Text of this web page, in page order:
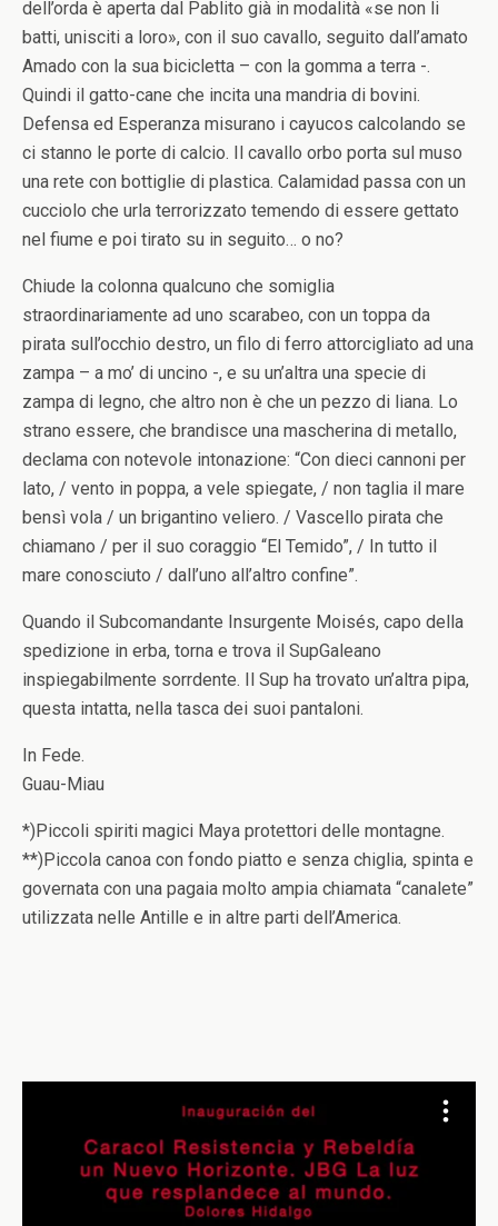
dell’orda è aperta dal Pablito già in modalità «se non li
batti, unisciti a loro», con il suo cavallo, seguito dall’amato
Amado con la sua bicicletta – con la gomma a terra -.
Quindi il gatto-cane che incita una mandria di bovini.
Defensa ed Esperanza misurano i cayucos calcolando se
ci stanno le porte di calcio. Il cavallo orbo porta sul muso
una rete con bottiglie di plastica. Calamidad passa con un
cucciolo che urla terrorizzato temendo di essere gettato
nel fiume e poi tirato su in seguito… o no?
Chiude la colonna qualcuno che somiglia
straordinariamente ad uno scarabeo, con un toppa da
pirata sull’occhio destro, un filo di ferro attorcigliato ad una
zampa – a mo’ di uncino -, e su un’altra una specie di
zampa di legno, che altro non è che un pezzo di liana. Lo
strano essere, che brandisce una mascherina di metallo,
declama con notevole intonazione: “Con dieci cannoni per
lato, / vento in poppa, a vele spiegate, / non taglia il mare
bensì vola / un brigantino veliero. / Vascello pirata che
chiamano / per il suo coraggio “El Temido”, / In tutto il
mare conosciuto / dall’uno all’altro confine”.
Quando il Subcomandante Insurgente Moisés, capo della
spedizione in erba, torna e trova il SupGaleano
inspiegabilmente sorrdente. Il Sup ha trovato un’altra pipa,
questa intatta, nella tasca dei suoi pantaloni.
In Fede.
Guau-Miau
*)Piccoli spiriti magici Maya protettori delle montagne.
**)Piccola canoa con fondo piatto e senza chiglia, spinta e
governata con una pagaia molto ampia chiamata “canalete”
utilizzata nelle Antille e in altre parti dell’America.